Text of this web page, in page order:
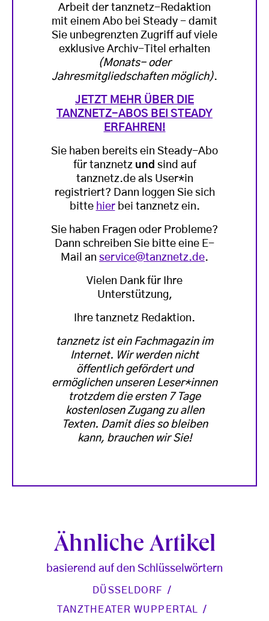
Arbeit der tanznetz-Redaktion
mit einem Abo bei Steady - damit
Sie unbegrenzten Zugriff auf viele
exklusive Archiv-Titel erhalten
(Monats- oder
Jahresmitgliedschaften möglich).
JETZT MEHR ÜBER DIE
TANZNETZ-ABOS BEI STEADY
ERFAHREN!
Sie haben bereits ein Steady-Abo
für tanznetz und sind auf
tanznetz.de als User*in
registriert? Dann loggen Sie sich
bitte hierbei tanznetz ein.
Sie haben Fragen oder Probleme?
Dann schreiben Sie bitte eine E-
Mail an service@tanznetz.de.
Vielen Dank für Ihre
Unterstützung,
Ihre tanznetz Redaktion.
tanznetz ist ein Fachmagazin im
Internet. Wir werden nicht
öffentlich gefördert und
ermöglichen unseren Leser*innen
trotzdem die ersten 7 Tage
kostenlosen Zugang zu allen
Texten. Damit dies so bleiben
kann, brauchen wir Sie!
Ähnliche Artikel
basierend auf den Schlüsselwörtern
DÜSSELDORF
TANZTHEATER WUPPERTAL